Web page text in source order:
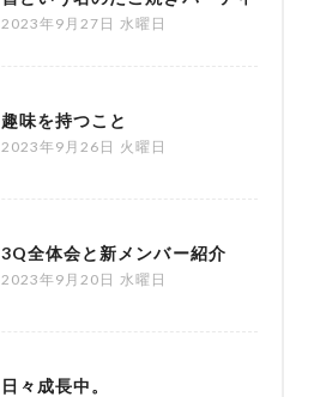
2023年9月27日 水曜日
趣味を持つこと
2023年9月26日 火曜日
3Q全体会と新メンバー紹介
2023年9月20日 水曜日
日々成長中。